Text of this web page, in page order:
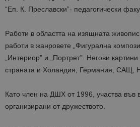
“Еп. К. Преславски”- педагогически
Работи в областта на изящната
работи в жанровете „Фигурална
„Интериор” и „Портрет”. Негови
страната и Холандия, Германия, САЩ,
Като член на ДШХ от 1996, участва във
организирани от дружеството.